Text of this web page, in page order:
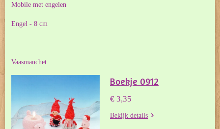
Mobile met engelen
Engel - 8 cm
Vaasmanchet
Boekje 0912
€ 3,35
Bekijk details